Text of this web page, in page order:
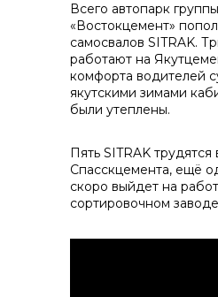
+7 (423) 234 50 50
Всего автопарк
«Востокцемент»
самосвалов SITRAK.
работают на
комфорта водителей
якутскими зимами
были утеплены.
Пять SITRAK трудятся
Спасскцемента, ещё
скоро выйдет на
сортировочном